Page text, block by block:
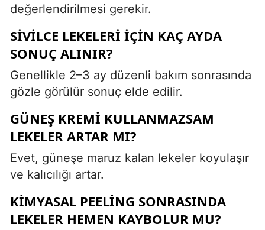
değerlendirilmesi gerekir.
SIVILCE LEKELERI IÇIN KAÇ AYDA
SONUÇ ALINIR?
Genellikle 2–3 ay düzenli bakım sonrasında
gözle görülür sonuç elde edilir.
GÜNEŞ KREMI KULLANMAZSAM
LEKELER ARTAR MI?
Evet, güneşe maruz kalan lekeler koyulaşır
ve kalıcılığı artar.
KIMYASAL PEELING SONRASINDA
LEKELER HEMEN KAYBOLUR MU?